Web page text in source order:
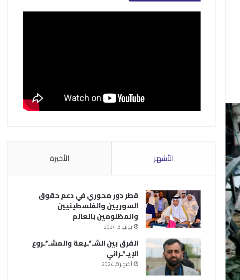
الأشهر الأخيرة
قطر دور محوري في دعم حقوق
السوريين والفلسطينيين
والمظلومين بالعالم
يوليو 3, 2024
الفرق بين الشـ*ـيعة والمشـ*ـروع
الإيـ*ـراني
أكتوبر 8, 2024